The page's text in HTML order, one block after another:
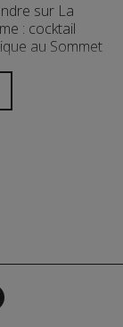
sur La
: cocktail
au Sommet